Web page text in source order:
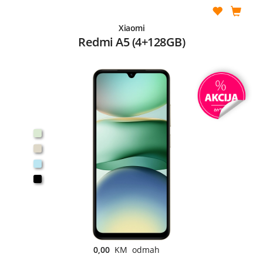
Xiaomi
Redmi A5 (4+128GB)
0,00 KM odmah